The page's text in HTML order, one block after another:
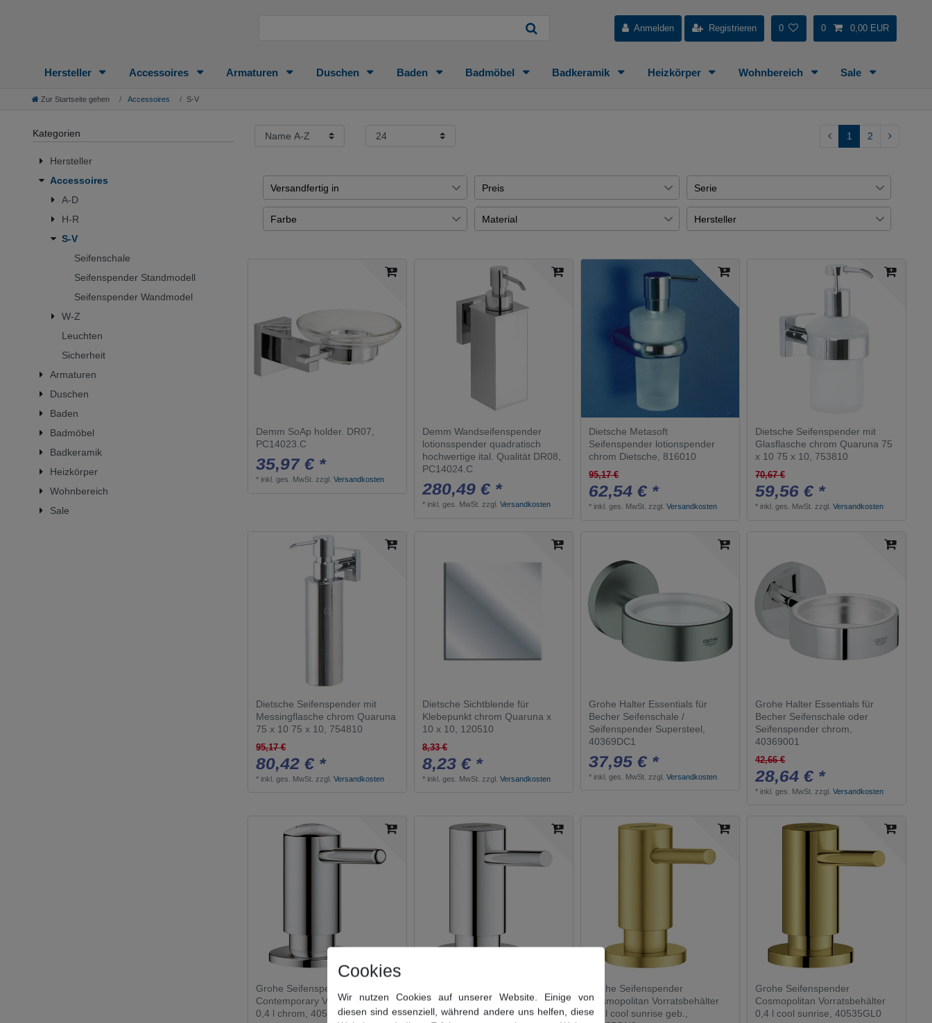
Anmelden Registrieren 0 0 0,00 EUR
Hersteller Accessoires Armaturen Duschen Baden Badmöbel Badkeramik Heizkörper Wohnbereich Sale
Zur Startseite gehen Accessoires S-V
Kategorien
Hersteller
Accessoires
A-D
H-R
S-V
Seifenschale
Seifenspender Standmodell
Seifenspender Wandmodel
W-Z
Leuchten
Sicherheit
Armaturen
Duschen
Baden
Badmöbel
Badkeramik
Heizkörper
Wohnbereich
Sale
1 2
Versandfertig in
1 - 2 Tage
2 - 3 Tage 1
bis 60 Tage
Preis
€ ― €
Übernehmen
Serie
Axor Montreux
Zubehör Einhandmischer 8
Elegance 1
Selection Cube
Logis Universal Accessories
1
Quaruna
Farbe
chrom
chrom-schwarz
cool sunrise gebürstet
mehrfarbig 1
schwarz matt 1
supersteel 2
1
Material
Messing verchromt
Hersteller
Grohe
Joop
Hansgrohe
Demm SoAp holder. DR07,
PC14023.C
35,97 € *
* inkl. ges. MwSt. zzgl.Versandkosten
Demm Wandseifenspender
lotionsspender quadratisch
hochwertige ital. Qualität DR08,
PC14024.C
280,49 € *
* inkl. ges. MwSt. zzgl.Versandkosten
Dietsche Metasoft
Seifenspender lotionspender
chrom Dietsche, 816010
95,17 €
62,54 € *
* inkl. ges. MwSt. zzgl.Versandkosten
Dietsche Seifenspender mit
Glasflasche chrom Quaruna 75
x 10 75 x 10, 753810
70,67 €
59,56 € *
* inkl. ges. MwSt. zzgl.Versandkosten
Dietsche Seifenspender mit
Messingflasche chrom Quaruna
75 x 10 75 x 10, 754810
95,17 €
80,42 € *
* inkl. ges. MwSt. zzgl.Versandkosten
Dietsche Sichtblende für
Klebepunkt chrom Quaruna x
10 x 10, 120510
8,33 €
8,23 € *
* inkl. ges. MwSt. zzgl.Versandkosten
Grohe Halter Essentials für
Becher Seifenschale /
Seifenspender Supersteel,
40369DC1
37,95 € *
* inkl. ges. MwSt. zzgl.Versandkosten
Grohe Halter Essentials für
Becher Seifenschale oder
Seifenspender chrom,
40369001
42,66 €
28,64 € *
* inkl. ges. MwSt. zzgl.Versandkosten
Grohe Seifenspender
Contemporary Vorratsbehälter
0,4 l chrom, 40536000
Cosmopolitan Vorratsbehälter
0,4 l chrom, 40535000
Grohe Seifenspender
Cosmopolitan Vorratsbehälter
0,4 l cool sunrise geb.,
Grohe Seifenspender
Cosmopolitan Vorratsbehälter
0,4 l cool sunrise, 40535GL0
Cookies
Wir nutzen Cookies auf unserer Website. Einige von
diesen sind essenziell, während andere uns helfen, diese